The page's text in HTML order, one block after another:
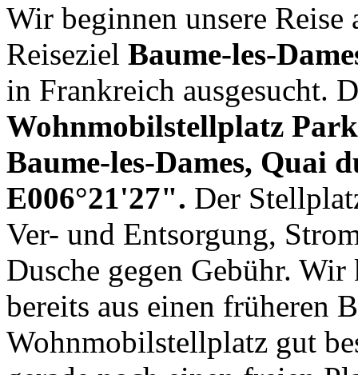
Wir beginnen unsere Reise
Reiseziel Baume-les-
in Frankreich ausgesucht.
Wohnmobilstellplatz
Baume-les-Dames, Quai
E006°21'27". Der
Ver- und Entsorgung,
Dusche gegen Gebühr. Wir
bereits aus einen früheren
Wohnmobilstellplatz gut